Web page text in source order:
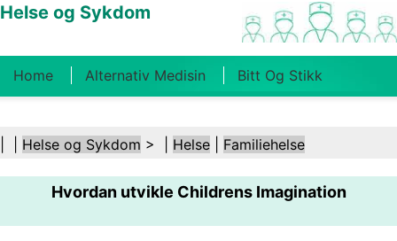
Helse og Sykdom
Home Alternativ Medisin Bitt Og Stikk
Kosthold Og Ernæring Familiehelse
Helsebransjen Psykisk Helse Folkehelse Og
Sikkerhet Kirurgi Og Prosedyrer Helse
Helse og Sykdom > | Helse Familiehelse
Hvordan utvikle Childrens Imagination